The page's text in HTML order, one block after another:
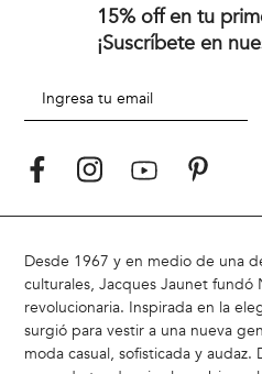
15% off en tu
¡Suscríbete en
Desde 1967 y en medio de una
culturales, Jacques Jaunet fundó
revolucionaria. Inspirada en la
surgió para vestir a una nueva
moda casual, sofisticada y audaz.